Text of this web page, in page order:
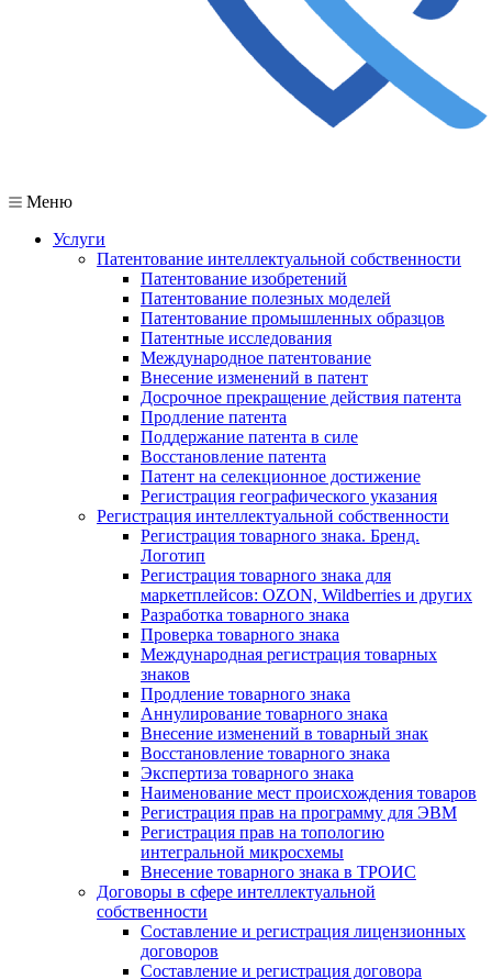
Меню
Услуги
Патентование интеллектуальной собственности
Патентование изобретений
Патентование полезных моделей
Патентование промышленных образцов
Патентные исследования
Международное патентование
Внесение изменений в патент
Досрочное прекращение действия патента
Продление патента
Поддержание патента в силе
Восстановление патента
Патент на селекционное достижение
Регистрация географического указания
Регистрация интеллектуальной собственности
Регистрация товарного знака. Бренд.
Логотип
Регистрация товарного знака для
маркетплейсов: OZON, Wildberries и других
Разработка товарного знака
Проверка товарного знака
Международная регистрация товарных
знаков
Продление товарного знака
Аннулирование товарного знака
Внесение изменений в товарный знак
Восстановление товарного знака
Экспертиза товарного знака
Наименование мест происхождения товаров
Регистрация прав на программу для ЭВМ
Регистрация прав на топологию
интегральной микросхемы
Внесение товарного знака в ТРОИС
Договоры в сфере интеллектуальной
собственности
Составление и регистрация лицензионных
договоров
Составление и регистрация договора